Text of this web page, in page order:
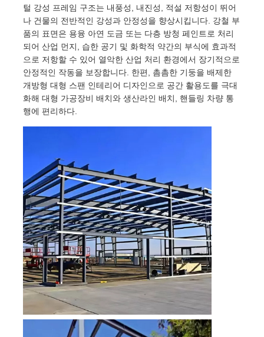
털 강성 프레임 구조는 내풍성, 내진성, 적설 저항성이 뛰어
나 건물의 전반적인 강성과 안정성을 향상시킵니다. 강철 부
품의 표면은 용융 아연 도금 또는 다층 방청 페인트로 처리
되어 산업 먼지, 습한 공기 및 화학적 약간의 부식에 효과적
으로 저항할 수 있어 열악한 산업 처리 환경에서 장기적으로
안정적인 작동을 보장합니다. 한편, 촘촘한 기둥을 배제한
개방형 대형 스팬 인테리어 디자인으로 공간 활용도를 극대
화해 대형 가공장비 배치와 생산라인 배치, 핸들링 차량 통
행에 편리하다.